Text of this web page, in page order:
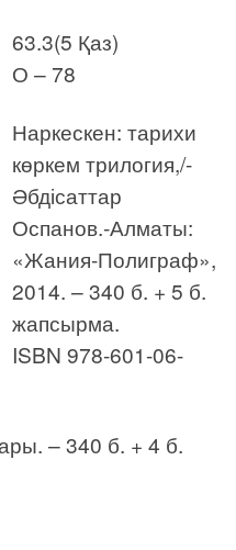
63.3(5 Қаз)
О – 78
Наркескен: тарихи
көркем трилогия,/-
Әбдісаттар
Оспанов.-Алматы:
«Жания-Полиграф»,
2014. – 340 б. + 5 б.
жапсырма.
ISBN 978-601-06-
– 340 б. + 4 б.